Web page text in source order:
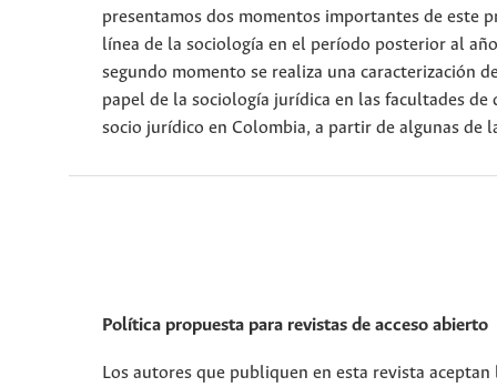
presentamos dos momentos importantes de este
línea de la sociología en el período posterior al
segundo momento se realiza una caracterización
papel de la sociología jurídica en las facultades
socio jurídico en Colombia, a partir de algunas de
Política propuesta para revistas de acceso abierto
Los autores que publiquen en esta revista